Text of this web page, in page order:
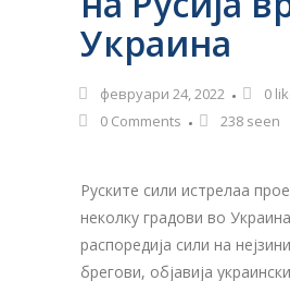
Украина
февруари 24, 2022 0
0 Comments
238 seen
Руските сили истрелаа
неколку градови во
распоредија сили на
брегови, објавија